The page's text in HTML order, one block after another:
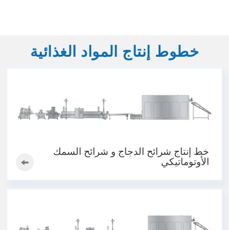
خطوط إنتاج المواد الغذائية
خط إنتاج شرائح الدجاج و شرائح السمك
الأوتوماتيكي